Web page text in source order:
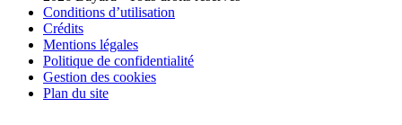
Conditions d’utilisation
Crédits
Mentions légales
Politique de confidentialité
Gestion des cookies
Plan du site